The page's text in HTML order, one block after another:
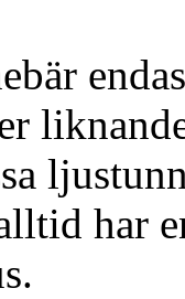
har